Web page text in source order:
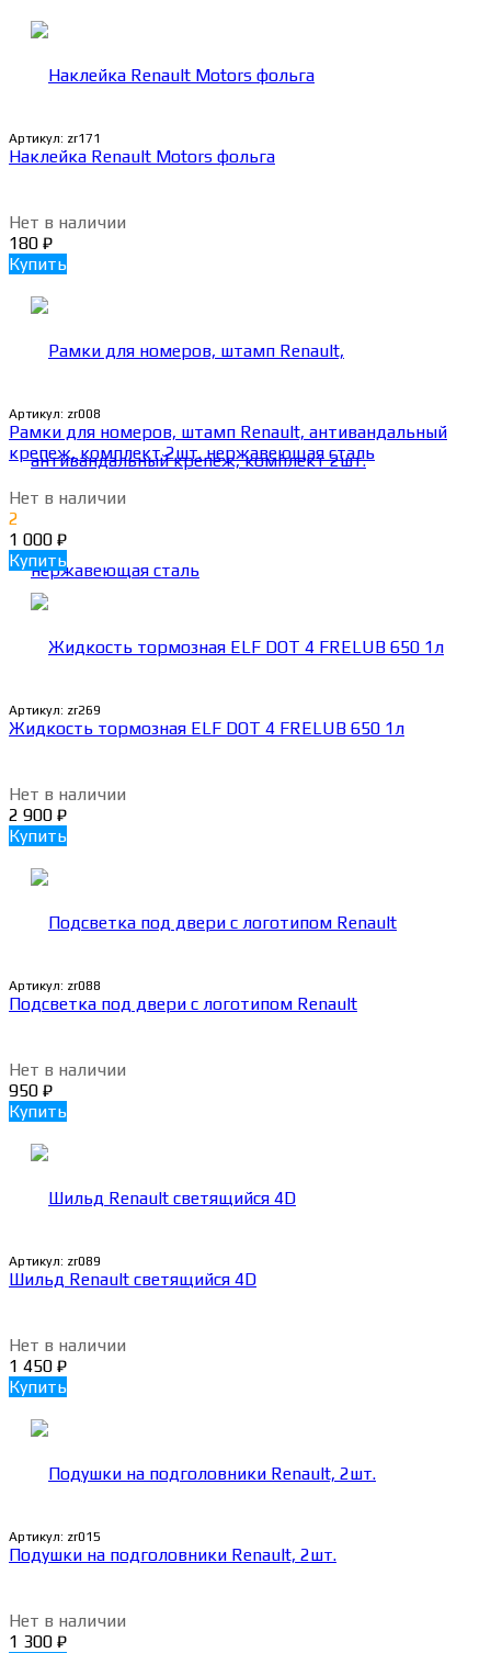
Артикул: zr171
Наклейка Renault Motors фольга
Нет в наличии
180 ₽
Купить
Артикул: zr008
Рамки для номеров, штамп Renault, антивандальный
крепеж, комплект 2шт. нержавеющая сталь
Нет в наличии
2
1 000 ₽
Купить
Артикул: zr269
Жидкость тормозная ELF DOT 4 FRELUB 650 1л
Нет в наличии
2 900 ₽
Купить
Артикул: zr088
Подсветка под двери с логотипом Renault
Нет в наличии
950 ₽
Купить
Артикул: zr089
Шильд Renault светящийся 4D
Нет в наличии
1 450 ₽
Купить
Артикул: zr015
Подушки на подголовники Renault, 2шт.
Нет в наличии
1 300 ₽